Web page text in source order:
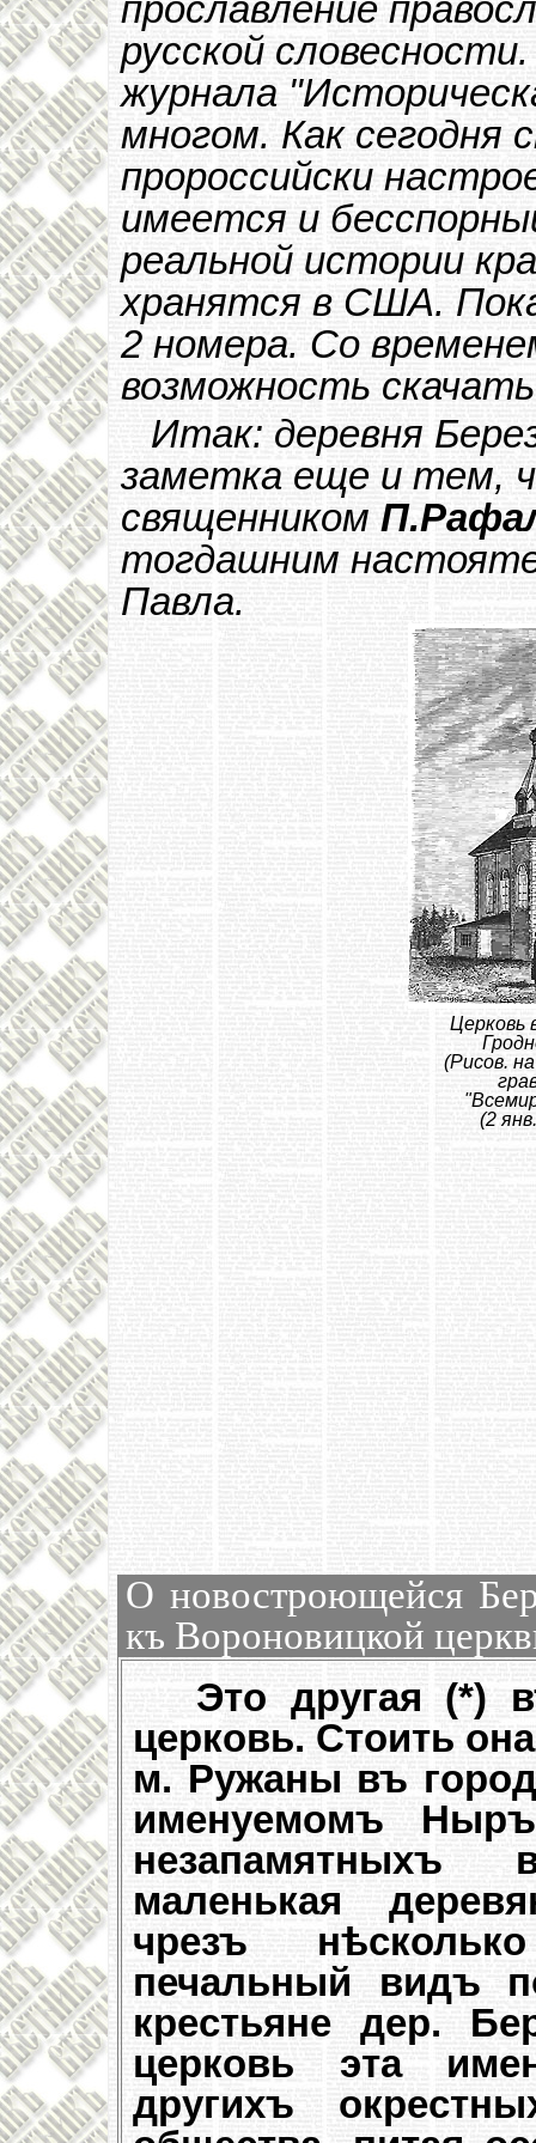
русской
журнала
многом. Как сегодня
пророссийски
имеется и
реальной истории
хранятся в США.
2 номера. Со
возможность
Итак: деревня
заметка еще и тем,
священником
тогдашним
Павла.
Церковь
(Рисов.
(2
О новостроющейся
къ Вороновицкой
Это другая (*)
церковь. Стоить
м. Ружаны въ
именуемомъ
незапамятныхъ
маленькая
чрезъ
печальный видъ
крестьяне дер.
церковь эта
другихъ